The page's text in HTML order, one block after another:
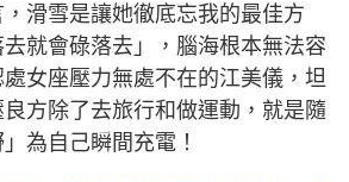
滑雪是讓她徹底忘我的最佳方
就會碌落去」，腦海根本無法容
女座壓力無處不在的江美儀，坦
方除了去旅行和做運動，就是隨
為自己瞬間充電！